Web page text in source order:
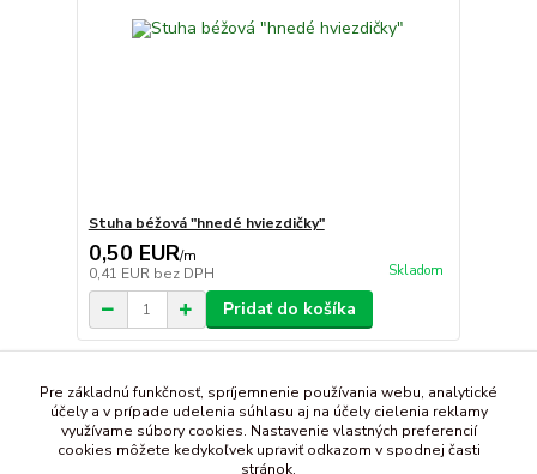
Stuha béžová "hnedé hviezdičky"
0,50 EUR/m
0,41 EUR bez DPH Skladom
Pridať do košíka
strana z 1
Pre základnú funkčnosť, spríjemnenie používania webu, analytické
účely a v prípade udelenia súhlasu aj na účely cielenia reklamy
využívame súbory cookies. Nastavenie vlastných preferencií
cookies môžete kedykoľvek upraviť odkazom v spodnej časti
stránok.